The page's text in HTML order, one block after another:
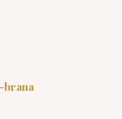
brana